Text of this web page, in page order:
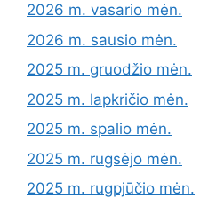
2026 m. vasario mėn.
2026 m. sausio mėn.
2025 m. gruodžio mėn.
2025 m. lapkričio mėn.
2025 m. spalio mėn.
2025 m. rugsėjo mėn.
2025 m. rugpjūčio mėn.